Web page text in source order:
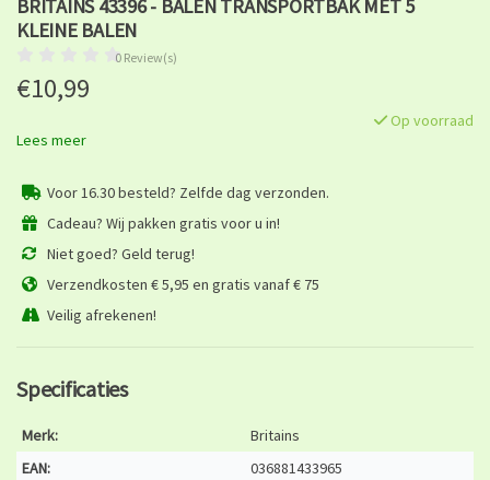
BRITAINS 43396 - BALEN TRANSPORTBAK MET 5
KLEINE BALEN
0 Review(s)
€10,99
Op voorraad
Lees meer
Voor 16.30 besteld? Zelfde dag verzonden.
Cadeau? Wij pakken gratis voor u in!
Niet goed? Geld terug!
Verzendkosten € 5,95 en gratis vanaf € 75
Veilig afrekenen!
Specificaties
Merk:
Britains
EAN:
036881433965